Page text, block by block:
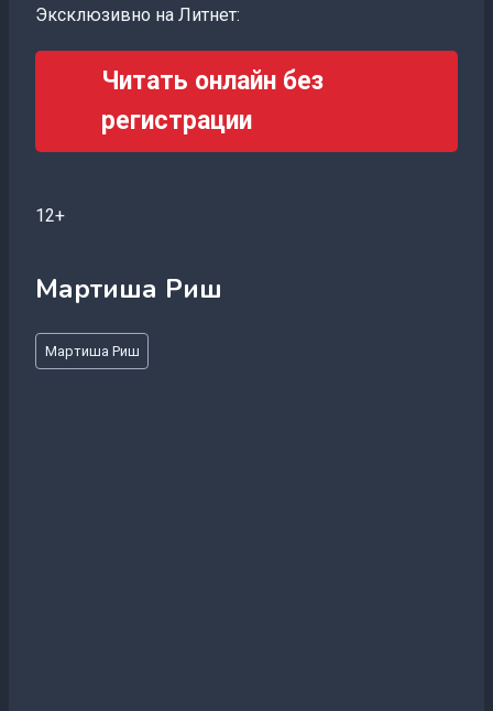
Эксклюзивно на Литнет:
Читать онлайн без
регистрации
12+
Мартиша Риш
Метки
записи:
Мартиша Риш